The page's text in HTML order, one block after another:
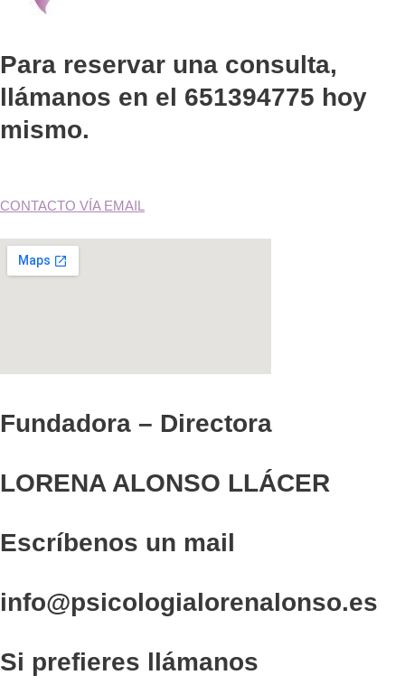
Para reservar una consulta,
llámanos en el 651394775 hoy
mismo.
CONTACTO VÍA EMAIL
Fundadora – Directora
LORENA ALONSO LLÁCER
Escríbenos un mail
info@psicologialorenalonso.es
Si prefieres llámanos